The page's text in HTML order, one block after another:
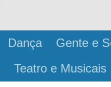
Dança Gente e
Teatro e Musicais